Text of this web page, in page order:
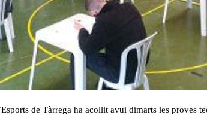
de Tàrrega ha acollit avui dimarts les proves